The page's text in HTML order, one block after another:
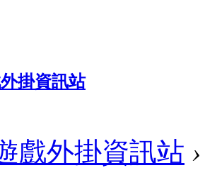
戲外掛資訊站 ›